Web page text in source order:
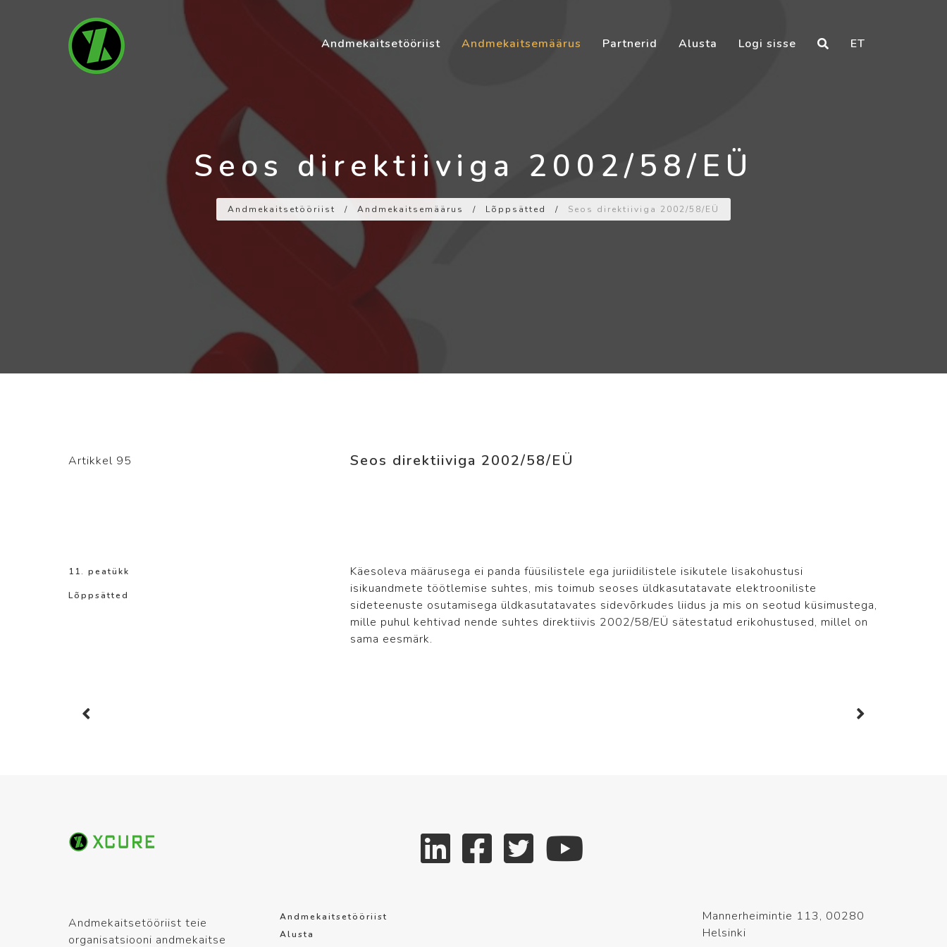
Andmekaitsetööriist Andmekaitsemäärus Partnerid Alusta Logi sisse ET
Seos direktiiviga 2002/58/EÜ
Andmekaitsetööriist / Andmekaitsemäärus / Lõppsätted / Seos direktiiviga 2002/58/EÜ
Artikkel 95 Seos direktiiviga 2002/58/EÜ
11. peatükk
Lõppsätted
Käesoleva määrusega ei panda füüsilistele ega juriidilistele isikutele lisakohustusi
isikuandmete töötlemise suhtes, mis toimub seoses üldkasutatavate elektrooniliste
sideteenuste osutamisega üldkasutatavates sidevõrkudes liidus ja mis on seotud küsimustega,
mille puhul kehtivad nende suhtes direktiivis 2002/58/EÜ sätestatud erikohustused, millel on
sama eesmärk.
Andmekaitsetööriist teie
organisatsiooni andmekaitse
Andmekaitsetööriist
Alusta
Mannerheimintie 113, 00280
Helsinki